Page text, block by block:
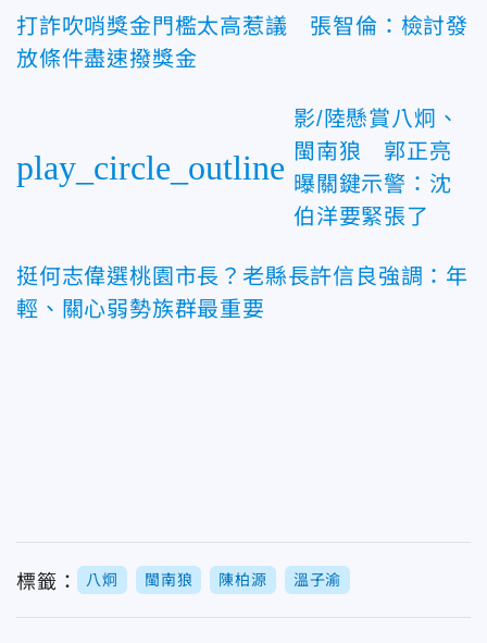
打詐吹哨獎金門檻太高惹議 張智倫：檢討發
放條件盡速撥獎金
play_circle_outline
影/陸懸賞八炯、
閩南狼 郭正亮
曝關鍵示警：沈
伯洋要緊張了
挺何志偉選桃園市長？老縣長許信良強調：年
輕、關心弱勢族群最重要
標籤： 八炯 閩南狼 陳柏源 溫子渝